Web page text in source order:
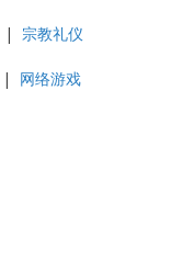
| 宗教礼仪
| 网络游戏